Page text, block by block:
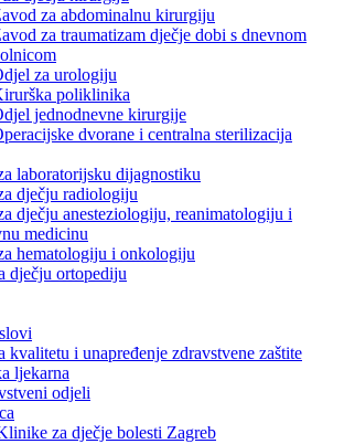
za abdominalnu kirurgiju
za traumatizam dječje dobi s dnevnom
za urologiju
poliklinika
jednodnevne kirurgije
dvorane i centralna sterilizacija
laboratorijsku dijagnostiku
dječju radiologiju
dječju anesteziologiju, reanimatologiju i
medicinu
hematologiju i onkologiju
dječju ortopediju
kvalitetu i unapređenje zdravstvene zaštite
ljekarna
odjeli
za dječje bolesti Zagreb